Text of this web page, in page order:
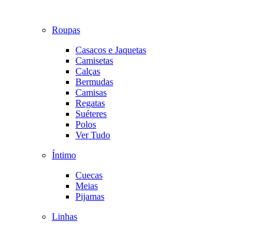
Roupas
Casacos e Jaquetas
Camisetas
Calças
Bermudas
Camisas
Regatas
Suéteres
Polos
Ver Tudo
Íntimo
Cuecas
Meias
Pijamas
Linhas